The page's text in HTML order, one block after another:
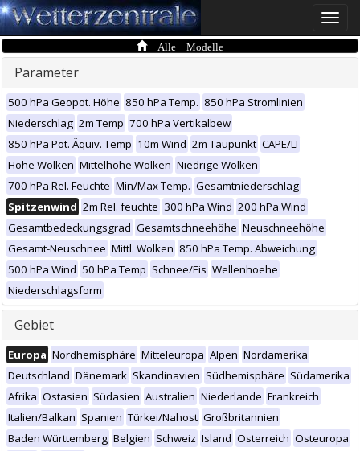
Toggle
Alle Modelle
Parameter
500 hPa Geopot. Höhe 850 hPa Temp. 850 hPa Stromlinien
Niederschlag 2m Temp 700 hPa Vertikalbew
850 hPa Pot. Äquiv. Temp 10m Wind 2m Taupunkt CAPE/LI
Hohe Wolken Mittelhohe Wolken Niedrige Wolken
700 hPa Rel. Feuchte Min/Max Temp. Gesamtniederschlag
Spitzenwind 2m Rel. feuchte 300 hPa Wind 200 hPa Wind
Gesamtbedeckungsgrad Gesamtschneehöhe Neuschneehöhe
Gesamt-Neuschnee Mittl. Wolken 850 hPa Temp. Abweichung
500 hPa Wind 50 hPa Temp Schnee/Eis Wellenhoehe
Niederschlagsform
Gebiet
Europa Nordhemisphäre Mitteleuropa Alpen Nordamerika
Deutschland Dänemark Skandinavien Südhemisphäre Südamerika
Afrika Ostasien Südasien Australien Niederlande Frankreich
Italien/Balkan Spanien Türkei/Nahost Großbritannien
Baden Württemberg Belgien Schweiz Island Österreich Osteuropa